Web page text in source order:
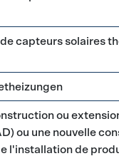
capteurs solaires
ou
ou une nouvelle
l'installation de